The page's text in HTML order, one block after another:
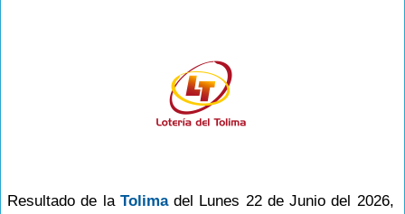
Resultado de la Tolimadel Lunes 22 de Junio del 2026,